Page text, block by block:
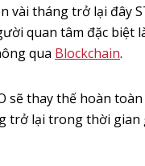
vài tháng trở lại đây
quan tâm đặc biệt
qua Blockchain.
sẽ thay thế hoàn
trở lại trong thời gian